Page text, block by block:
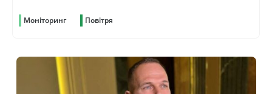
Моніторинг Повітря